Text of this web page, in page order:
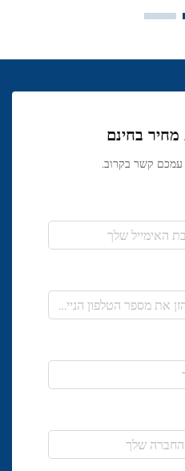
בחינם
עמכם קשר בקרוב.